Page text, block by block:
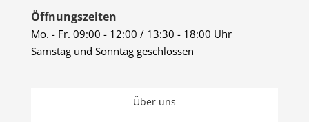
Öffnungszeiten
Mo. - Fr. 09:00 - 12:00 / 13:30 - 18:00 Uhr
Samstag und Sonntag geschlossen
Über uns